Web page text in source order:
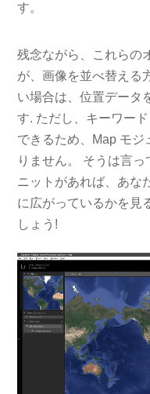
す。
残念ながら、これらの
が、画像を並べ替える
い場合は、位置データ
す. ただし、キーワー
できるため、Map モジ
りません。 そうは言
ニットがあれば、あな
に広がっているかを見
しょう!